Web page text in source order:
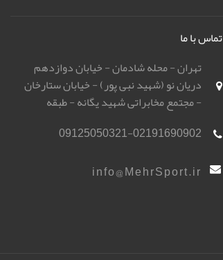
تماس با ما
تهران - محله شادمان - خیابان دوازدهم
دریان نو (شهید نبی پور) - خیابان ستارخان
- مجتمع مخابراتی شهید یگانه - طبقه
(مهرگان)
09125050321-02191690902
info@MehrSport.ir